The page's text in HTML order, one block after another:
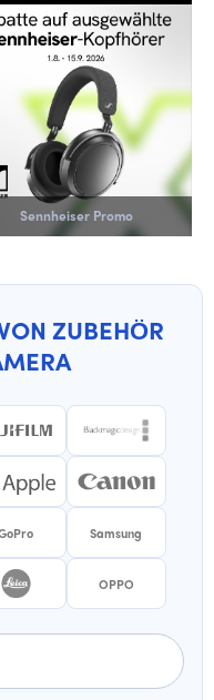
Sennheiser Promo
ZUBEHÖR
Samsung
OPPO